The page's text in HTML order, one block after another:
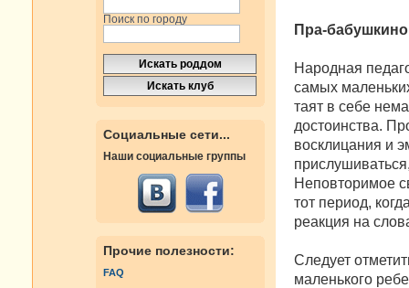
Поиск по городу
Социальные сети...
Наши социальные группы
Прочие полезности:
FAQ
Пра-
Народная
самых
таят в себе
достоинства.
восклицания и
Неповторимое
тот период,
реакция на
Следует
маленького